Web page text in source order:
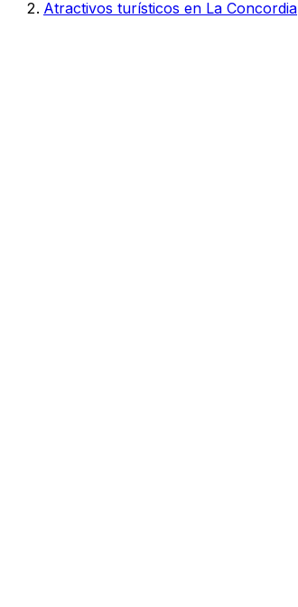
Atractivos turísticos en La Concordia